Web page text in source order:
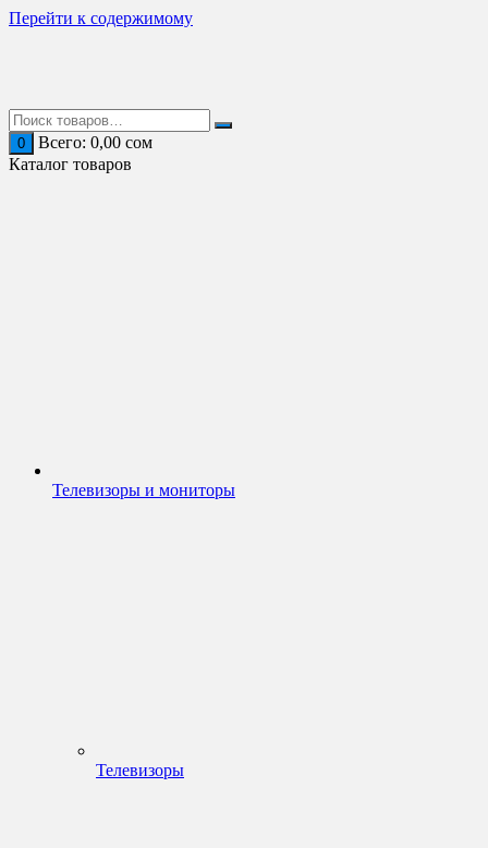
Перейти к содержимому
0 Всего: 0,00 сом
Каталог товаров
Телевизоры и мониторы
Телевизоры